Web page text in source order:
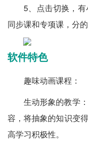
5、点击切换，
同步课和专项课，分
软件特色
趣味动画课程：
生动形象的教学
容，将抽象的知识变
高学习积极性。